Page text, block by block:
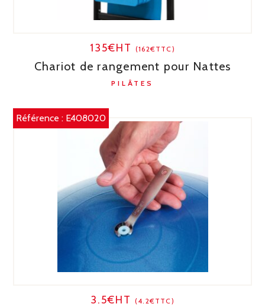
135€HT(162€TTC)
Chariot de rangement pour Nattes
PILÂTES
Référence : E408020
3.5€HT(4.2€TTC)